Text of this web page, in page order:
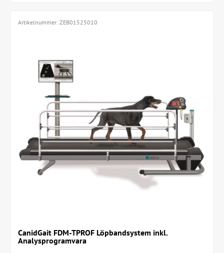
CanidGait FDM-TPROF Löpbandsystem inkl.
Analysprogramvara
Artikelnummer: ZEB01525010